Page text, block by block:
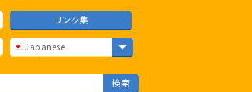
リンク集
Japanese